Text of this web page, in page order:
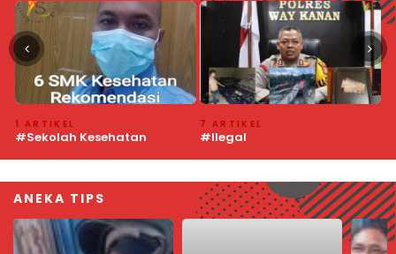
7 ARTIKEL
#Ilegal
4 ARTIKEL
#Pedamaran VI
ANEKA TIPS